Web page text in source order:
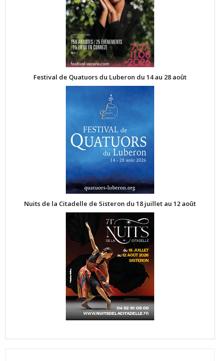
Festival de Quatuors du Luberon du 14 au 28 août
Nuits de la Citadelle de Sisteron du 18 juillet au 12 août